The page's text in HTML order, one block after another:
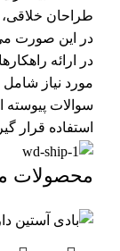
طراحان خلاقی،
در این صورت
در ارائه
مورد نیاز
سوالات
استفاده قرار
محصولات